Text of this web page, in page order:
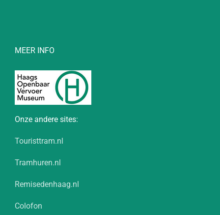
MEER INFO
Onze andere sites:
Touristtram.nl
Tramhuren.nl
Remisedenhaag.nl
Colofon